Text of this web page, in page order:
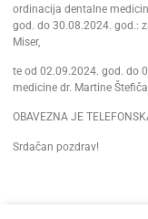
ordinacija dentalne
god. do 30.08.2024. god.:
Miser,
te od 02.09.2024. god. do
medicine dr. Martine
OBAVEZNA JE
Srdačan pozdrav!